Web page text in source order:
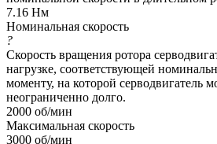
7.16 Нм
Номинальная скорость
?
Скорость вращения ротора
нагрузке, соответствующей
моменту, на которой серводвигатель
неограниченно долго.
2000 об/мин
Максимальная скорость
3000 об/мин